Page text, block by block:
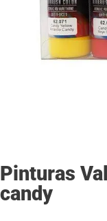
Pinturas
candy